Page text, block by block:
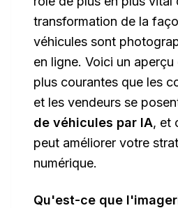
transformation de la
véhicules sont
en ligne. Voici un
plus courantes que les
et les vendeurs se
de véhicules par IA, et
peut améliorer votre
numérique.
Qu'est-ce que